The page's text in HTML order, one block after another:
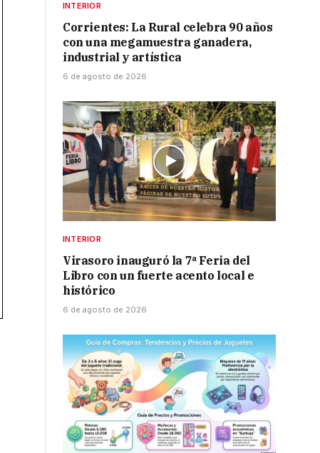
INTERIOR
Corrientes: La Rural celebra 90 años
con una megamuestra ganadera,
industrial y artística
6 de agosto de 2026
INTERIOR
Virasoro inauguró la 7ª Feria del
Libro con un fuerte acento local e
histórico
6 de agosto de 2026